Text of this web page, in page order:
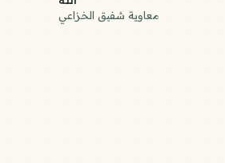
معاوية شفيق الخزاعي